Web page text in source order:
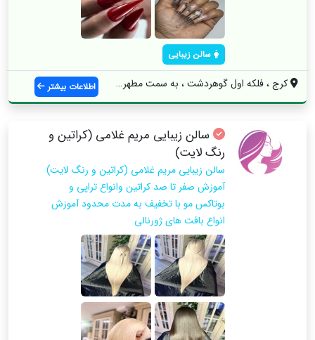
سالن زیبایی
کرج ، فلکه اول گوهردشت ، به سمت مطهری ، ... اطلاعات بیشتر
سالن زیبایی مریم غلامی (کراتین و
رنگ لایت)
سالن زیبایی مریم غلامی (کراتین و رنگ لایت)
آموزش صفر تا صد كراتين وانواع تراپي و
بوتاكس مو با تخفيف به مدت محدود آموزش
انواع بافت هاي ژورنالي